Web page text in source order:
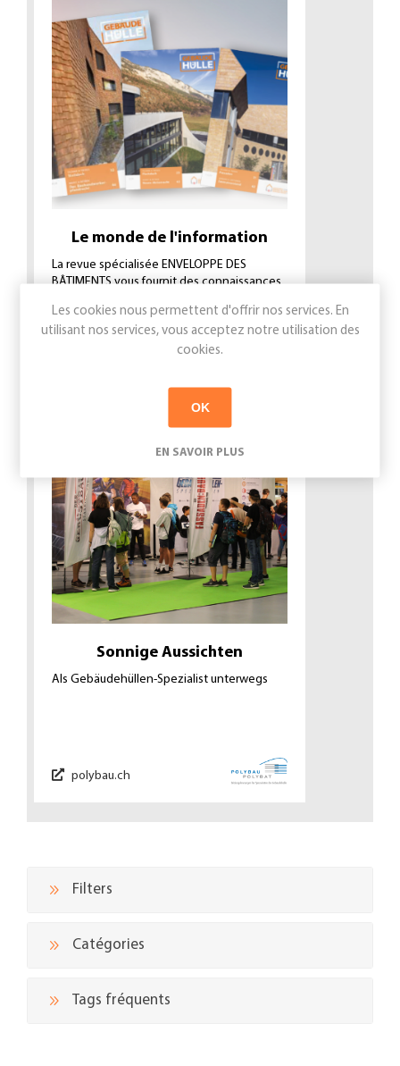
Le monde de l'information
La revue spécialisée ENVELOPPE DES
BÂTIMENTS vous fournit des connaissances
enveloppe-edifice.swiss
Sonnige Aussichten
Als Gebäudehüllen-Spezialist unterwegs
polybau.ch
Filters
Catégories
Tags fréquents
Les cookies nous permettent d'offrir nos services. En
utilisant nos services, vous acceptez notre utilisation des
cookies.
OK
EN SAVOIR PLUS